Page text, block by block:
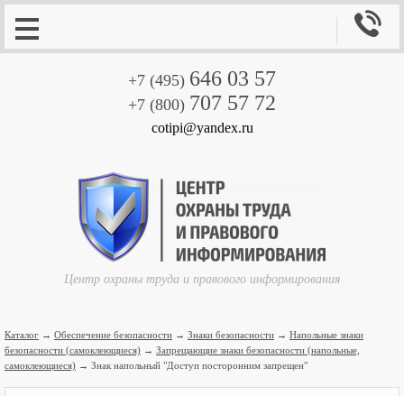
+7 (495) 646 03 57
+7 (800) 707 57 72
cotipi@yandex.ru
Центр охраны труда и правового информирования

Каталог → Обеспечение безопасности → Знаки безопасности → Напольные знаки
безопасности (самоклеющиеся) → Запрещающие знаки безопасности (напольные,
самоклеющиеся) → Знак напольный "Доступ посторонним запрещен"